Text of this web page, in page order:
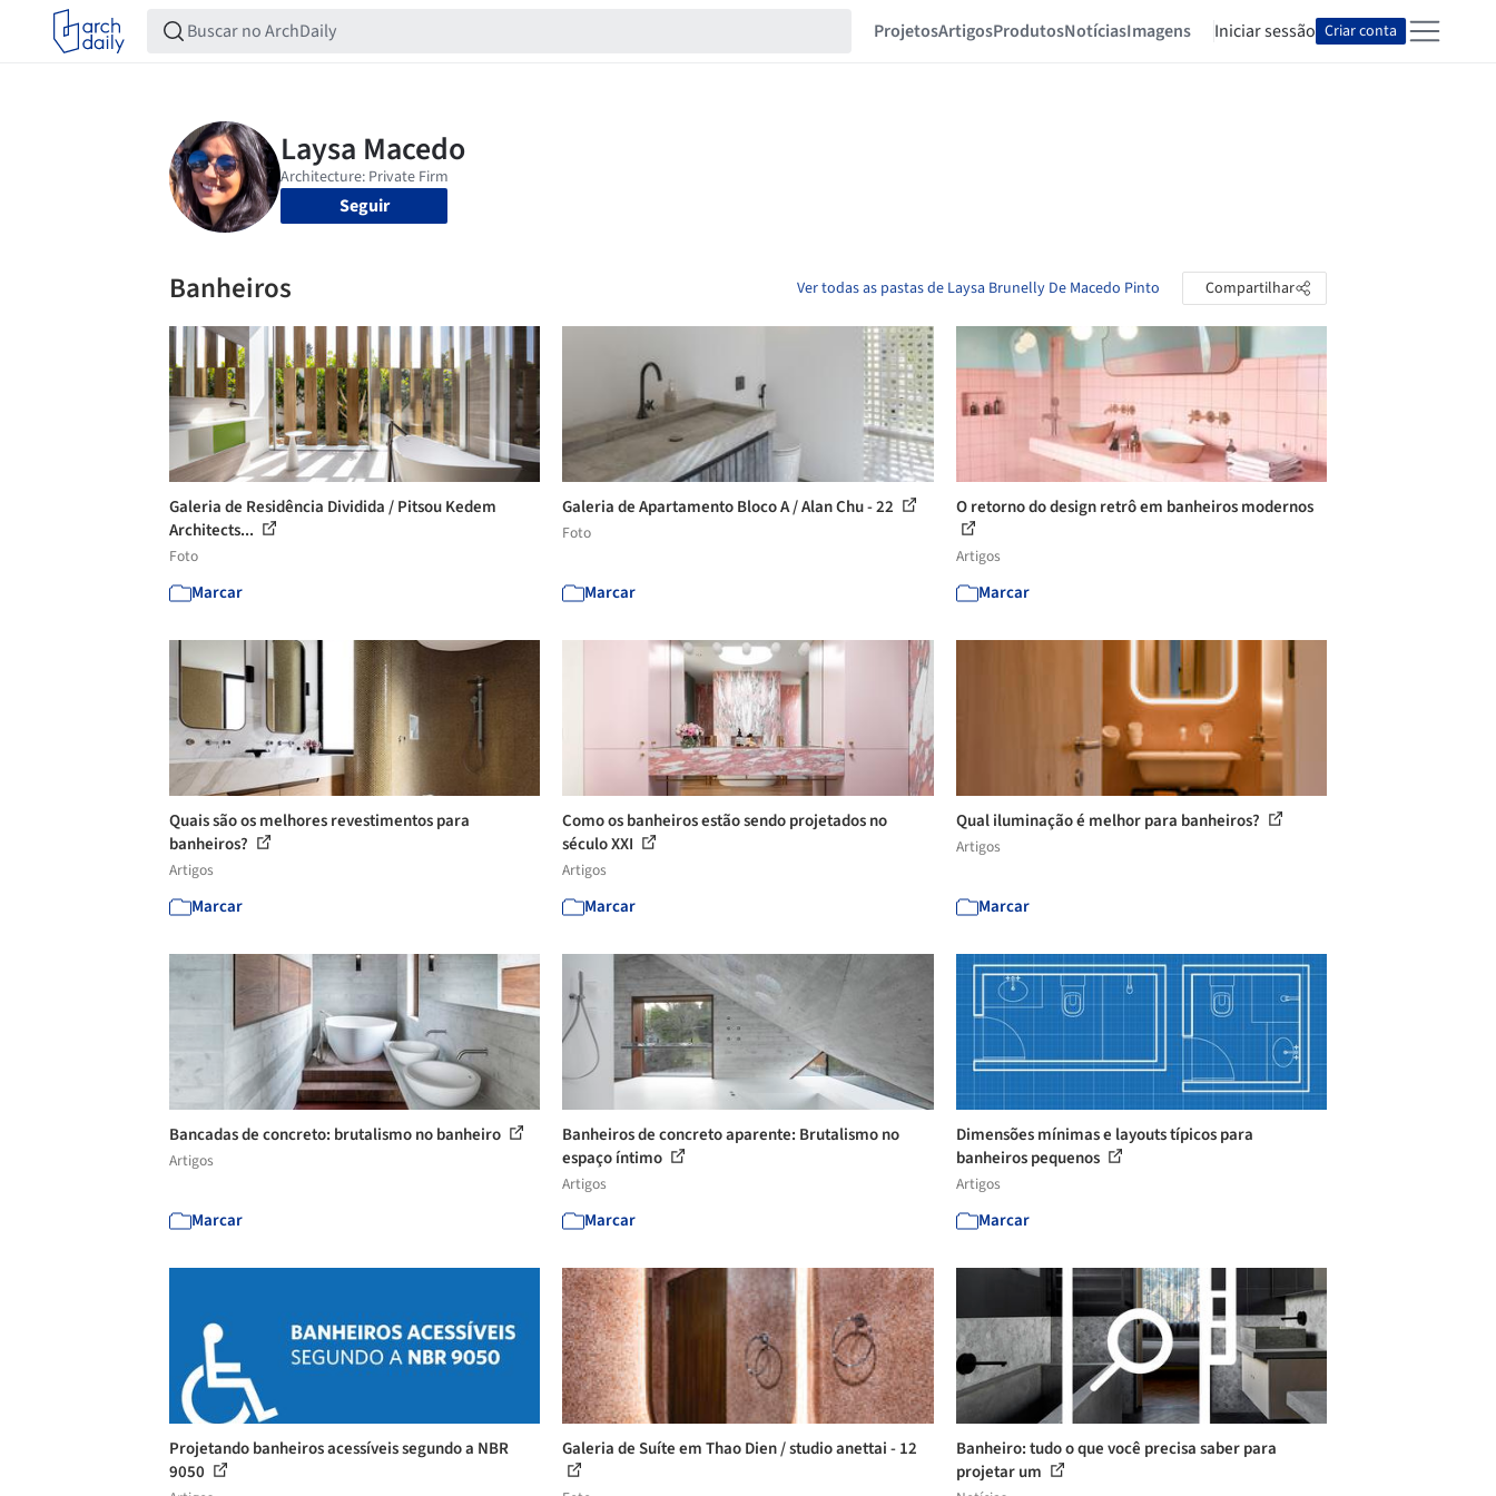
ProjetosArtigosProdutosNotíciasImagens Iniciar sessão Criar conta
Seguir
Banheiros Ver todas as pastas de Laysa Brunelly De Macedo Pinto Compartilhar
Galeria de Residência Dividida / Pitsou Kedem
Architects...
Foto
Marcar
Galeria de Apartamento Bloco A / Alan Chu - 22
Foto
Marcar
O retorno do design retrô em banheiros modernos
Artigos
Marcar
Quais são os melhores revestimentos para
banheiros?
Artigos
Marcar
Como os banheiros estão sendo projetados no
século XXI
Artigos
Marcar
Qual iluminação é melhor para banheiros?
Artigos
Marcar
Bancadas de concreto: brutalismo no banheiro
Artigos
Marcar
Banheiros de concreto aparente: Brutalismo no
espaço íntimo
Artigos
Marcar
Dimensões mínimas e layouts típicos para
banheiros pequenos
Artigos
Marcar
Projetando banheiros acessíveis segundo a NBR
9050
Galeria de Suíte em Thao Dien / studio anettai - 12
Banheiro: tudo o que você precisa saber para
projetar um